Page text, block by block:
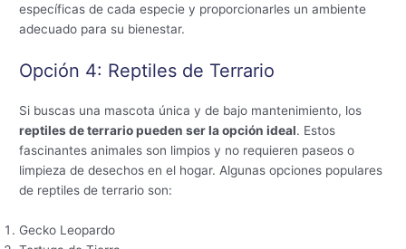
específicas de cada especie y proporcionarles un ambiente
adecuado para su bienestar.
Opción 4: Reptiles de Terrario
Si buscas una mascota única y de bajo mantenimiento, los
reptiles de terrario pueden ser la opción ideal. Estos
fascinantes animales son limpios y no requieren paseos o
limpieza de desechos en el hogar. Algunas opciones populares
de reptiles de terrario son:
Gecko Leopardo